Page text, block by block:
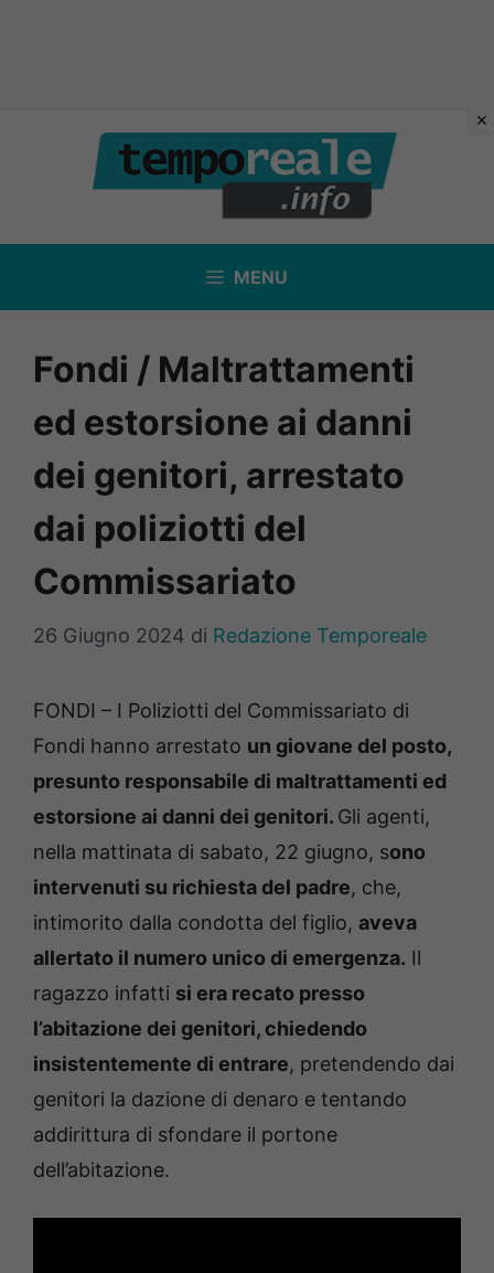
contenuto
MENU
Fondi / Maltrattamenti
ed estorsione ai danni
dei genitori, arrestato
dai poliziotti del
Commissariato
26 Giugno 2024 di Redazione Temporeale
FONDI – I Poliziotti del Commissariato di
Fondi hanno arrestato un giovane del posto,
presunto responsabile di maltrattamenti ed
estorsione ai danni dei genitori. Gli agenti,
nella mattinata di sabato, 22 giugno, sono
intervenuti su richiesta del padre, che,
intimorito dalla condotta del figlio, aveva
allertato il numero unico di emergenza. Il
ragazzo infatti si era recato presso
l’abitazione dei genitori, chiedendo
insistentemente di entrare, pretendendo dai
genitori la dazione di denaro e tentando
addirittura di sfondare il portone
dell’abitazione.